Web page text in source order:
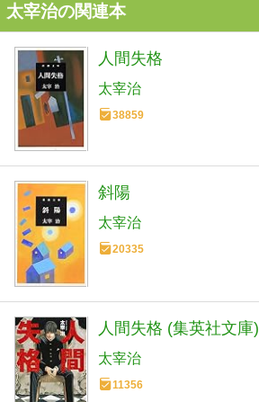
太宰治の関連本
人間失格
太宰治
38859
斜陽
太宰治
20335
人間失格 (集英社文庫)
太宰治
11356